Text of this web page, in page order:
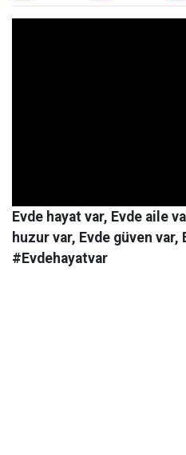
Evde hayat var, Evde aile
huzur var, Evde güven var,
#Evdehayatvar